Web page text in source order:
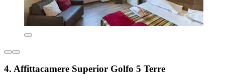
4. Affittacamere Superior Golfo 5 Terre